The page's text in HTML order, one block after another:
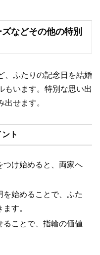
などその他の特別
、ふたりの記念日を結婚
もいます。特別な思い出
せます。
ト
つけ始めると、両家へ
始めることで、ふた
す。
ることで、指輪の価値